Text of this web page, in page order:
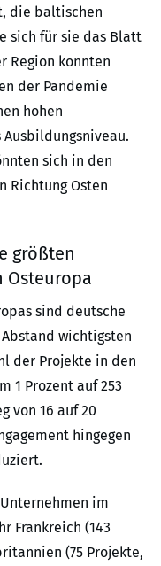
die baltischen
sich für sie das Blatt
Region konnten
der Pandemie
hohen
sich in den
Richtung Osten
größten
Osteuropa
sind deutsche
wichtigsten
der Projekte in den
1 Prozent auf 253
von 16 auf 20
hingegen
im
Frankreich (143
(75 Projekte,